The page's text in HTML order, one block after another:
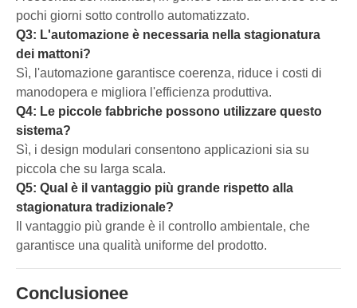
pochi giorni sotto controllo automatizzato.
Q3: L'automazione è necessaria nella stagionatura
dei mattoni?
Sì, l'automazione garantisce coerenza, riduce i costi di
manodopera e migliora l'efficienza produttiva.
Q4: Le piccole fabbriche possono utilizzare questo
sistema?
Sì, i design modulari consentono applicazioni sia su
piccola che su larga scala.
Q5: Qual è il vantaggio più grande rispetto alla
stagionatura tradizionale?
Il vantaggio più grande è il controllo ambientale, che
garantisce una qualità uniforme del prodotto.
Conclusionee